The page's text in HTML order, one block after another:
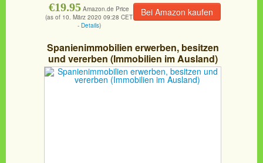
Bei Amazon kaufen
€19.95 Amazon.de Price
(as of 10. März 2020 09:28 CET
- Details)
Spanienimmobilien erwerben, besitzen
und vererben (Immobilien im Ausland)